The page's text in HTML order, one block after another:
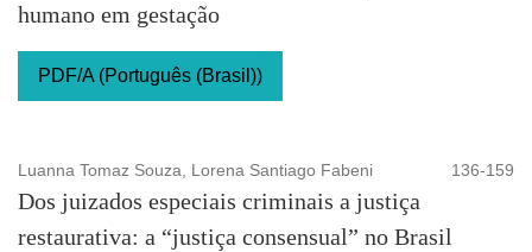
humano em gestação
PDF/A (Português (Brasil))
Luanna Tomaz Souza, Lorena Santiago Fabeni 136-159
Dos juizados especiais criminais a justiça
restaurativa: a “justiça consensual” no Brasil